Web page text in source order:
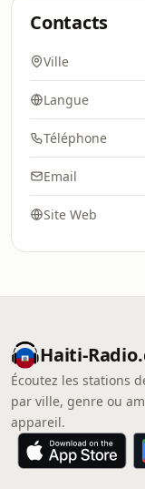
Contacts
Ville
Langue
Téléphone
Email
Site Web
Haiti-
Écoutez les stations
par ville, genre ou
appareil.